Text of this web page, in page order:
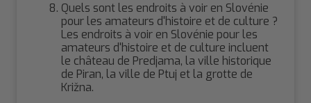
Quels sont les endroits à voir en Slovénie
pour les amateurs d'histoire et de culture ?
Les endroits à voir en Slovénie pour les
amateurs d'histoire et de culture incluent
le château de Predjama, la ville historique
de Piran, la ville de Ptuj et la grotte de
Križna.